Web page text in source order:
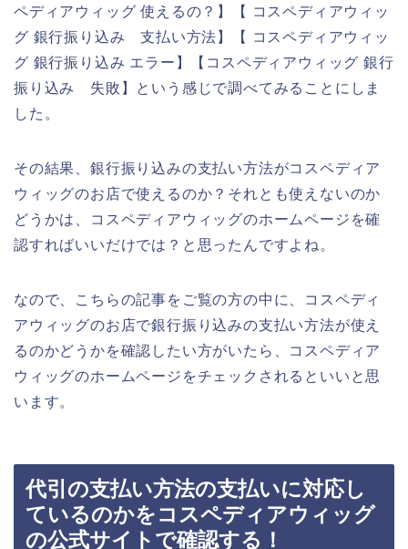
ペディアウィッグ 使えるの？】【 コスペディアウィッ
グ 銀行振り込み 支払い方法】【 コスペディアウィッ
グ 銀行振り込み エラー】【コスペディアウィッグ 銀行
振り込み 失敗】という感じで調べてみることにしま
した。
その結果、銀行振り込みの支払い方法がコスペディア
ウィッグのお店で使えるのか？それとも使えないのか
どうかは、コスペディアウィッグのホームページを確
認すればいいだけでは？と思ったんですよね。
なので、こちらの記事をご覧の方の中に、コスペディ
アウィッグのお店で銀行振り込みの支払い方法が使え
るのかどうかを確認したい方がいたら、コスペディア
ウィッグのホームページをチェックされるといいと思
います。
代引の支払い方法の支払いに対応し
ているのかをコスペディアウィッグ
の公式サイトで確認する！